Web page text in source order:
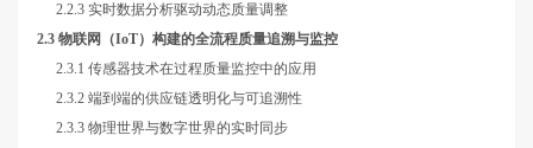
2.2.3 实时数据分析驱动动态质量调整
2.3 物联网（IoT）构建的全流程质量追溯与监控
2.3.1 传感器技术在过程质量监控中的应用
2.3.2 端到端的供应链透明化与可追溯性
2.3.3 物理世界与数字世界的实时同步